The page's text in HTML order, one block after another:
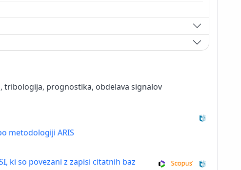
tribologija, prognostika, obdelava signalov
metodologiji ARIS
ki so povezani z zapisi citatnih baz